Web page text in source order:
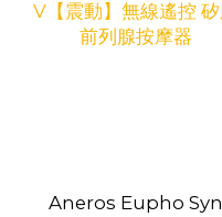
Aneros Eupho Syn